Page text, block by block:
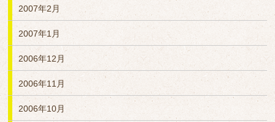
2007年2月
2007年1月
2006年12月
2006年11月
2006年10月